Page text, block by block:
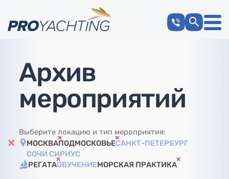
Архив
мероприятий
Выберите локацию и тип мероприятия:
МОСКВАПОДМОСКОВЬЕСАНКТ-ПЕТЕРБУРГ
СОЧИ СИРИУС
РЕГАТАОБУЧЕНИЕМОРСКАЯ ПРАКТИКА